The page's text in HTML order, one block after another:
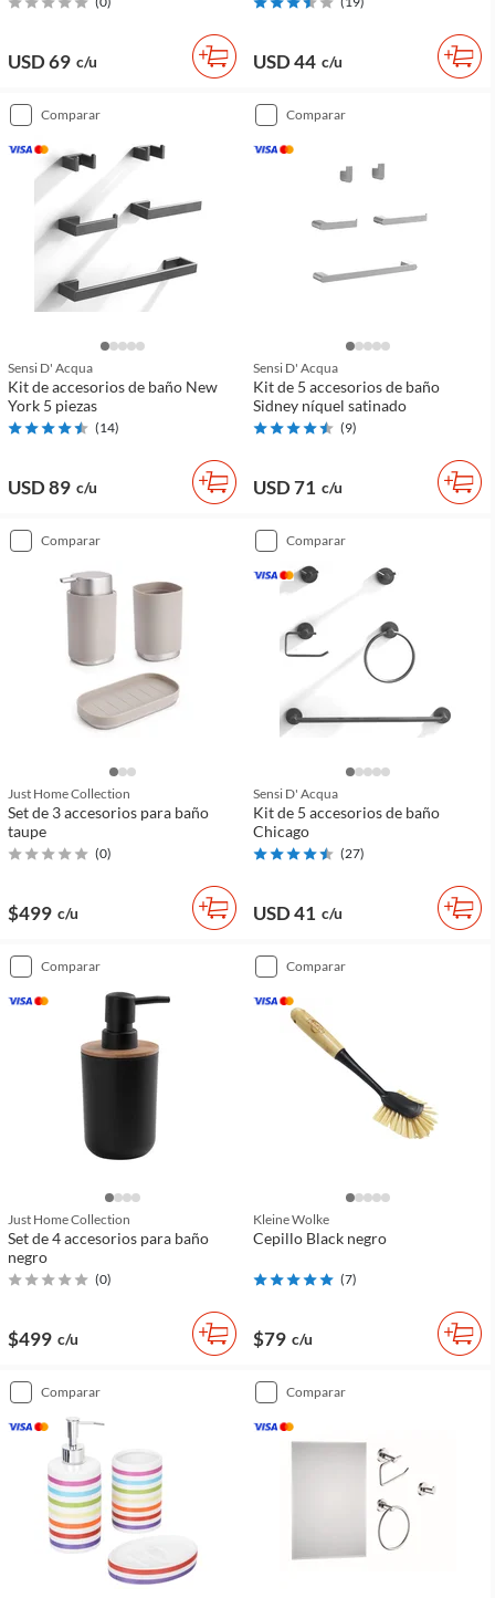
USD 69 c/u USD 44 c/u
comparar
Sensi D' Acqua
Kit de accesorios de baño New
York 5 piezas
(14)
USD 89 c/u
comparar
Sensi D' Acqua
Kit de 5 accesorios de baño
Sidney níquel satinado
(9)
USD 71 c/u
comparar
Just Home Collection
Set de 3 accesorios para baño
taupe
(0)
$499 c/u
comparar
Sensi D' Acqua
Kit de 5 accesorios de baño
Chicago
(27)
USD 41 c/u
comparar
Just Home Collection
Set de 4 accesorios para baño
negro
(0)
$499 c/u
comparar
Kleine Wolke
Cepillo Black negro
(7)
$79 c/u
comparar comparar